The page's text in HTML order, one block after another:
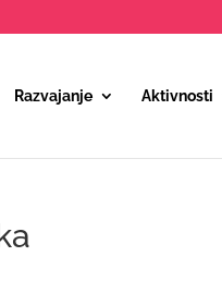
Razvajanje Aktivnosti